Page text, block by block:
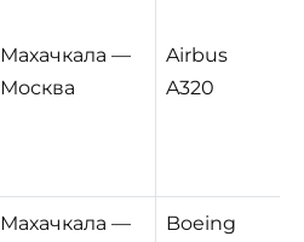
Махачкала —
Москва
Airbus
A320
Махачкала —
Boeing